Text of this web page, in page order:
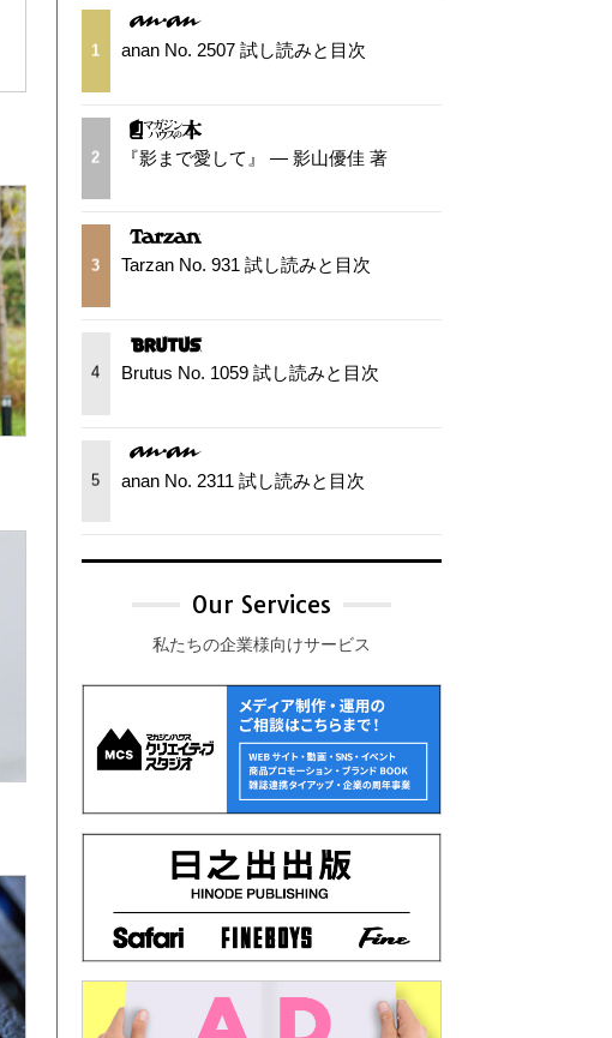
1 anan No. 2507 試し読みと目次
2 『影まで愛して』 — 影山優佳 著
3 Tarzan No. 931 試し読みと目次
4 Brutus No. 1059 試し読みと目次
5 anan No. 2311 試し読みと目次
Our Services
私たちの企業様向けサービス